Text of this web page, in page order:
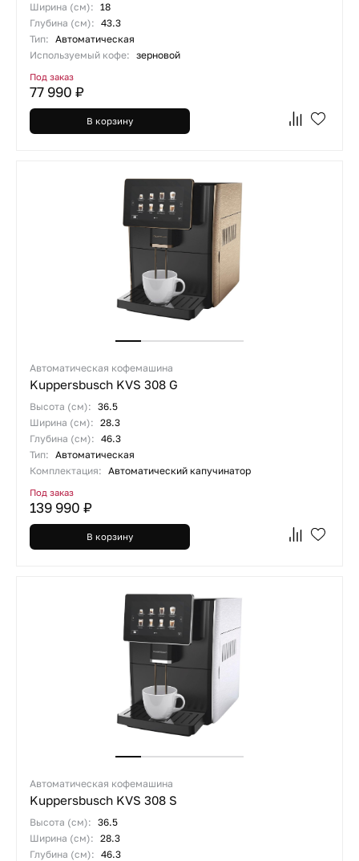
Ширина (см): 18
Глубина (см): 43.3
Тип: Автоматическая
Используемый кофе: зерновой
Под заказ
77 990 ₽
В корзину
Автоматическая кофемашина
Kuppersbusch KVS 308 G
Высота (см): 36.5
Ширина (см): 28.3
Глубина (см): 46.3
Тип: Автоматическая
Комплектация: Автоматический капучинатор
Под заказ
139 990 ₽
В корзину
Автоматическая кофемашина
Kuppersbusch KVS 308 S
Высота (см): 36.5
Ширина (см): 28.3
Глубина (см): 46.3